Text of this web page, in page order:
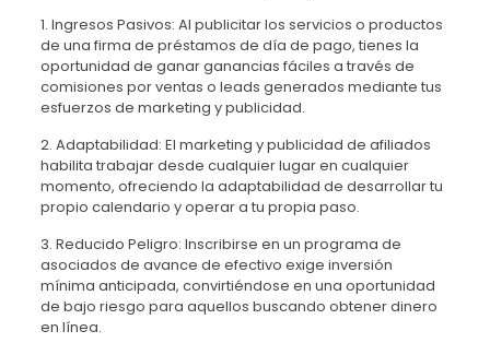
1. Ingresos Pasivos: Al publicitar los servicios o productos
de una firma de préstamos de día de pago, tienes la
oportunidad de ganar ganancias fáciles a través de
comisiones por ventas o leads generados mediante tus
esfuerzos de marketing y publicidad.
2. Adaptabilidad: El marketing y publicidad de afiliados
habilita trabajar desde cualquier lugar en cualquier
momento, ofreciendo la adaptabilidad de desarrollar tu
propio calendario y operar a tu propia paso.
3. Reducido Peligro: Inscribirse en un programa de
asociados de avance de efectivo exige inversión
mínima anticipada, convirtiéndose en una oportunidad
de bajo riesgo para aquellos buscando obtener dinero
en línea.